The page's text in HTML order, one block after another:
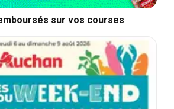
sur vos courses